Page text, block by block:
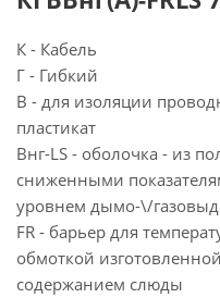
К - Кабель
Г - Гибкий
В - для изоляции
пластикат
Внг-LS - оболочка - из
сниженными
уровнем дымо-\/
FR - барьер для
обмоткой
содержанием слюды